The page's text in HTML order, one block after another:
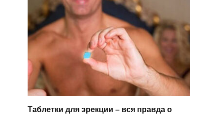
Таблетки для эрекции – вся правда о